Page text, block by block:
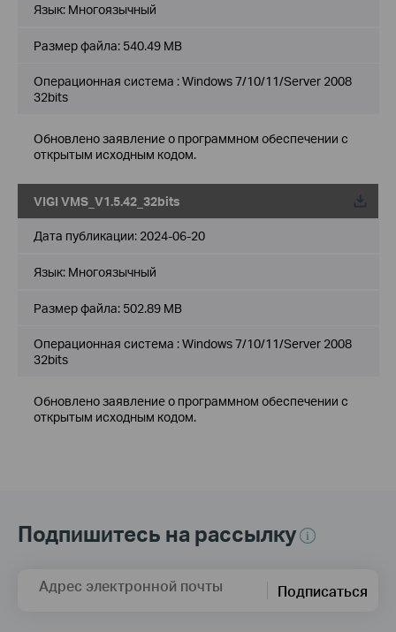
Язык: Многоязычный
Размер файла: 540.49 MB
Операционная система : Windows 7/10/11/Server 2008
32bits
Обновлено заявление о программном обеспечении с
открытым исходным кодом.
VIGI VMS_V1.5.42_32bits
Дата публикации: 2024-06-20
Язык: Многоязычный
Размер файла: 502.89 MB
Операционная система : Windows 7/10/11/Server 2008
32bits
Обновлено заявление о программном обеспечении с
открытым исходным кодом.
Подпишитесь на рассылку
Адрес электронной почты Подписаться